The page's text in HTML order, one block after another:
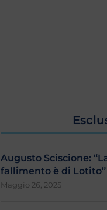
Augusto Sciscione:
fallimento è di Lotito”
Maggio 26, 2025